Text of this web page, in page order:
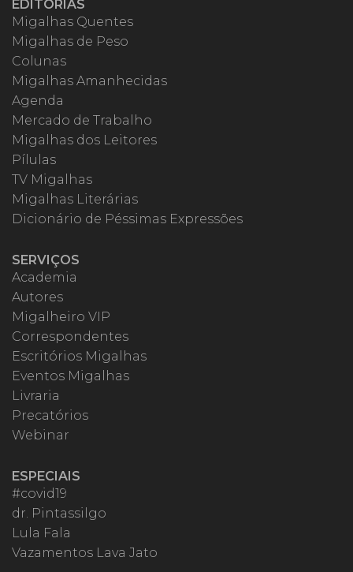
EDITORIAS
Migalhas Quentes
Migalhas de Peso
Colunas
Migalhas Amanhecidas
Agenda
Mercado de Trabalho
Migalhas dos Leitores
Pílulas
TV Migalhas
Migalhas Literárias
Dicionário de Péssimas Expressões
SERVIÇOS
Academia
Autores
Migalheiro VIP
Correspondentes
Escritórios Migalhas
Eventos Migalhas
Livraria
Precatórios
Webinar
ESPECIAIS
#covid19
dr. Pintassilgo
Lula Fala
Vazamentos Lava Jato